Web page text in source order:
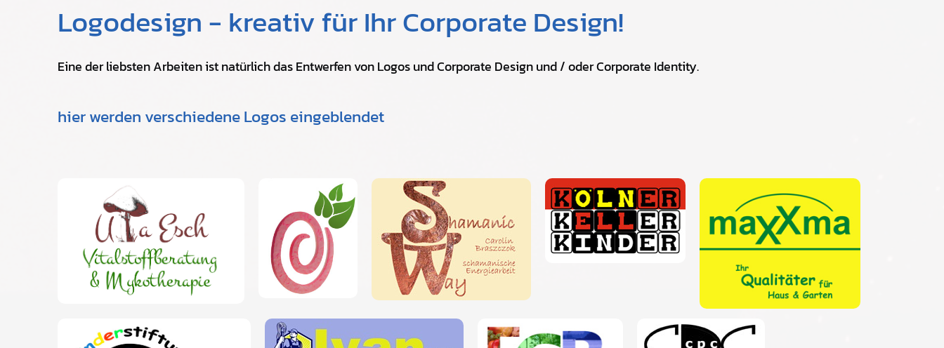
Logodesign - kreativ für Ihr Corporate Design!
Eine der liebsten Arbeiten ist natürlich das Entwerfen von Logos und Corporate Design und / oder Corporate Identity.
hier werden verschiedene Logos eingeblendet